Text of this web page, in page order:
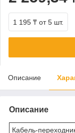
1 195 ₸ от 5 шт.
Описание
Описание
Кабель-